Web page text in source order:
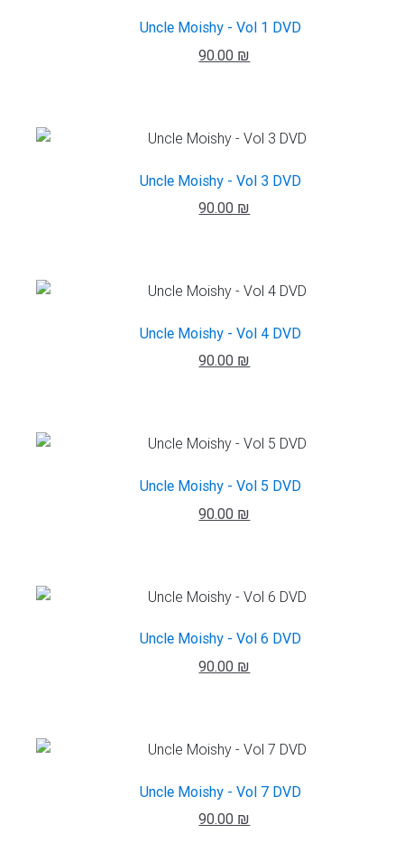
Uncle Moishy - Vol 1 DVD
90.00 ₪
Uncle Moishy - Vol 3 DVD
90.00 ₪
Uncle Moishy - Vol 4 DVD
90.00 ₪
Uncle Moishy - Vol 5 DVD
90.00 ₪
Uncle Moishy - Vol 6 DVD
90.00 ₪
Uncle Moishy - Vol 7 DVD
90.00 ₪